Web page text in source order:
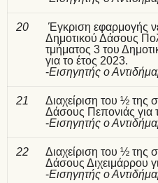
20
Έγκριση εφαρμογής
Δημοτικού Δάσους
τμήματος 3 του
για το έτος 2023.
-Εισηγητής ο
21
Διαχείριση του ½ της
Δάσους Πεπονιάς για
-Εισηγητής ο
22
Διαχείριση του ½ της
Δάσους Διχειμάρρου
-Εισηγητής ο